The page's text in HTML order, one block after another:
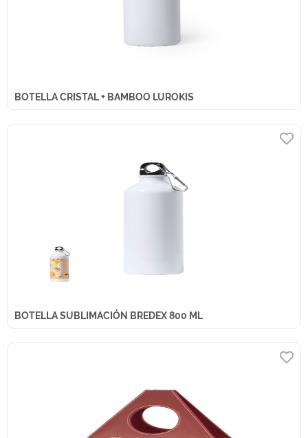
BOTELLA CRISTAL + BAMBOO LUROKIS
BOTELLA SUBLIMACIÓN BREDEX 800 ML